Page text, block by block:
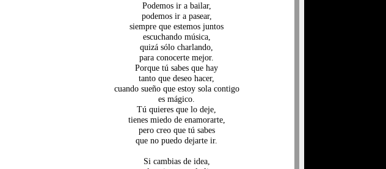
Podemos ir a bailar,
podemos ir a pasear,
siempre que estemos juntos
escuchando música,
quizá sólo charlando,
para conocerte mejor.
Porque tú sabes que hay
tanto que deseo hacer,
cuando sueño que estoy sola contigo
es mágico.
Tú quieres que lo deje,
tienes miedo de enamorarte,
pero creo que tú sabes
que no puedo dejarte ir.
Si cambias de idea,